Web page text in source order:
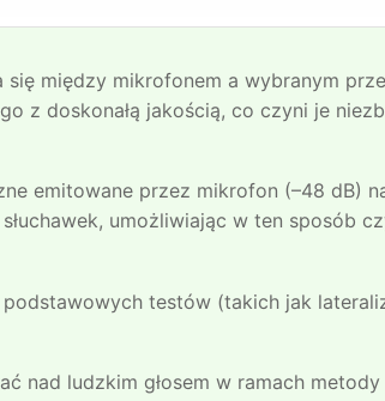
między mikrofonem a wybranym
z doskonałą jakością, co czyni je
emitowane przez mikrofon (–48 dB)
umożliwiając w ten sposób
podstawowych testów (takich jak
nad ludzkim głosem w ramach